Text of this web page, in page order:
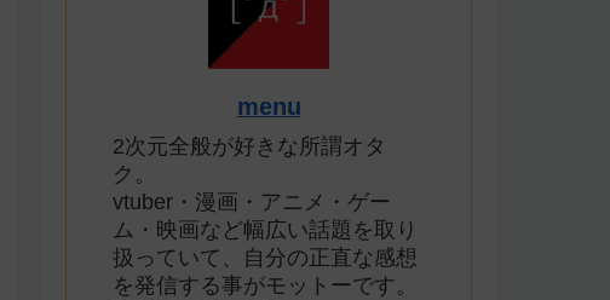
menu
2次元全般が好きな所謂オタ
ク。
vtuber・漫画・アニメ・ゲー
ム・映画など幅広い話題を取り
扱っていて、自分の正直な感想
を発信する事がモットーです。